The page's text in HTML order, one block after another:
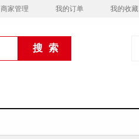
商家管理 我的订单 我的收藏